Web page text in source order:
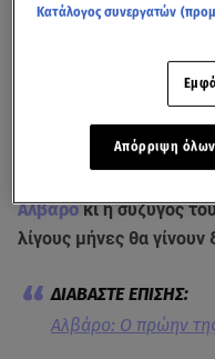
Δείτε παλιότερο βίντεο
Αλβάροκι η σύζυγός
λίγους μήνες θα γίνουν
Αλβάρο: Ο πρώην
Κατάλογος συνεργατών
Απόρριψη όλων